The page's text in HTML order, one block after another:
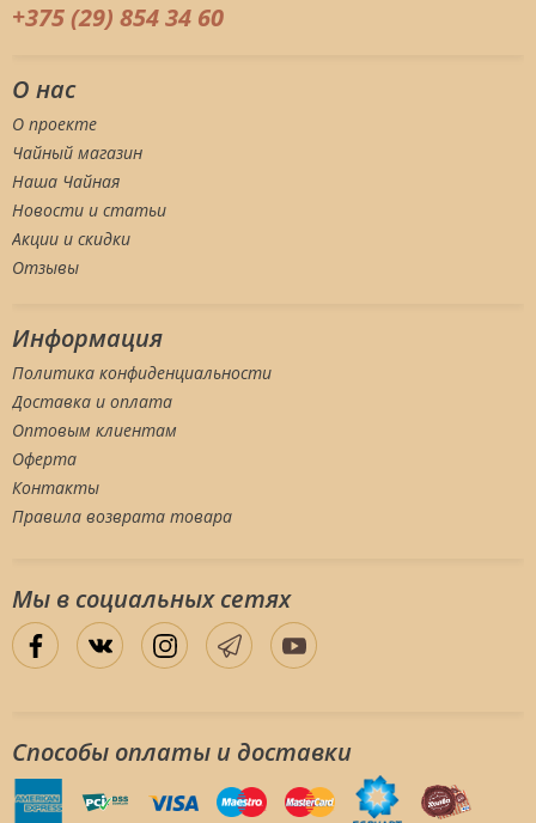
+375 (29) 854 34 60
О нас
О проекте
Чайный магазин
Наша Чайная
Новости и статьи
Акции и скидки
Отзывы
Информация
Политика конфиденциальности
Доставка и оплата
Оптовым клиентам
Оферта
Контакты
Правила возврата товара
Мы в социальных сетяx
Способы оплаты и доставки